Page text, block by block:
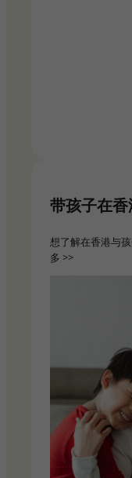
带孩子在
想了解在香港与
多 >>